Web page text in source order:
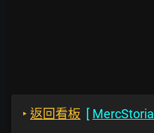
‣ 返回看板 [ MercStoria